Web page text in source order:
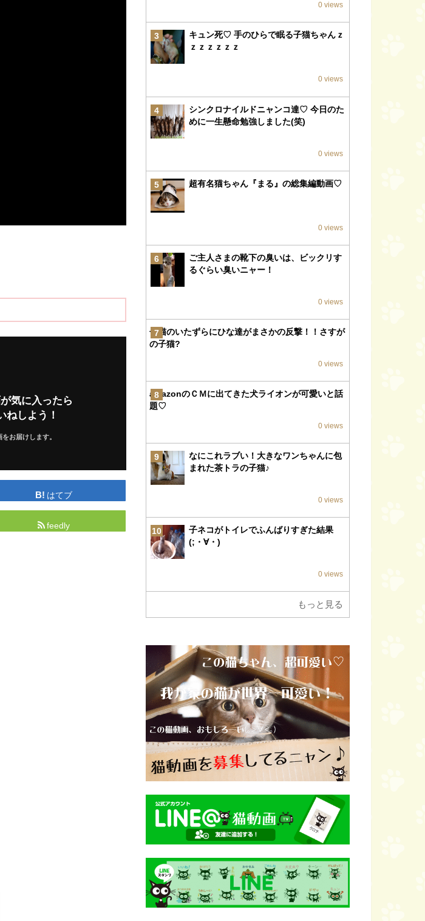
気に入ったら
ねしよう！
お届けします。
はてブ
feedly
0 views
3
キュン死♡ 手のひらで眠る子猫ちゃんｚ
ｚｚｚｚｚｚ
0 views
4
シンクロナイルドニャンコ達♡ 今日のた
めに一生懸命勉強しました(笑)
0 views
5 超有名猫ちゃん『まる』の総集編動画♡
0 views
6
ご主人さまの靴下の臭いは、ビックリす
るぐらい臭いニャー！
0 views
7
子猫のいたずらにひな達がまさかの反撃！！さすが
の子猫?
0 views
8
amazonのＣＭに出てきた犬ライオンが可愛いと話
題♡
0 views
9
なにこれラブい！大きなワンちゃんに包
まれた茶トラの子猫♪
0 views
10
子ネコがトイレでふんばりすぎた結果
(;・∀・)
0 views
もっと見る